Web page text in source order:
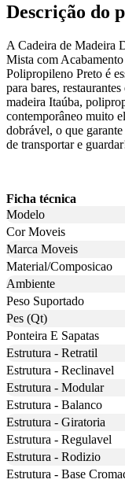
Descrição do
A Cadeira de Madeira
Mista com
Polipropileno Preto é
para bares,
madeira Itaúba,
contemporâneo muito
dobrável, o que
de transportar e
Ficha técnica
Modelo
Cor Moveis
Marca Moveis
Material/Composicao
Ambiente
Peso Suportado
Pes (Qt)
Ponteira E Sapatas
Estrutura - Retratil
Estrutura - Reclinavel
Estrutura - Modular
Estrutura - Balanco
Estrutura - Giratoria
Estrutura - Regulavel
Estrutura - Rodizio
Estrutura - Base